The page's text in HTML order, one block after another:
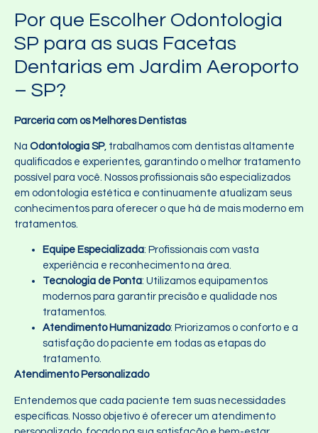
Por que Escolher Odontologia
SP para as suas Facetas
Dentarias em Jardim Aeroporto
– SP?
Parceria com os Melhores Dentistas
Na Odontologia SP, trabalhamos com dentistas altamente
qualificados e experientes, garantindo o melhor tratamento
possível para você. Nossos profissionais são especializados
em odontologia estética e continuamente atualizam seus
conhecimentos para oferecer o que há de mais moderno em
tratamentos.
Equipe Especializada: Profissionais com vasta
experiência e reconhecimento na área.
Tecnologia de Ponta: Utilizamos equipamentos
modernos para garantir precisão e qualidade nos
tratamentos.
Atendimento Humanizado: Priorizamos o conforto e a
satisfação do paciente em todas as etapas do
tratamento.
Atendimento Personalizado
Entendemos que cada paciente tem suas necessidades
específicas. Nosso objetivo é oferecer um atendimento